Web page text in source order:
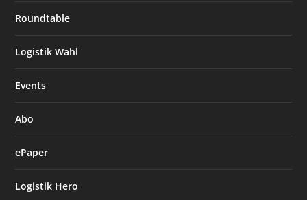
Roundtable
Logistik Wahl
Events
Abo
ePaper
Logistik Hero